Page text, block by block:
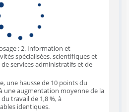
; 2. Information et
spécialisées, scientifiques et
services administratifs et de
une hausse de 10 points du
une augmentation moyenne de la
travail de 1,8 %, à
identiques.